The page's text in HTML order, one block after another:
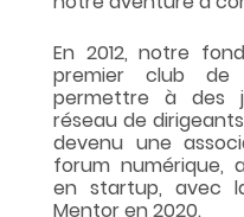
En 2012, notre
premier club de
permettre à des
réseau de
devenu une
forum numérique,
en startup, avec
Mentor en 2020.